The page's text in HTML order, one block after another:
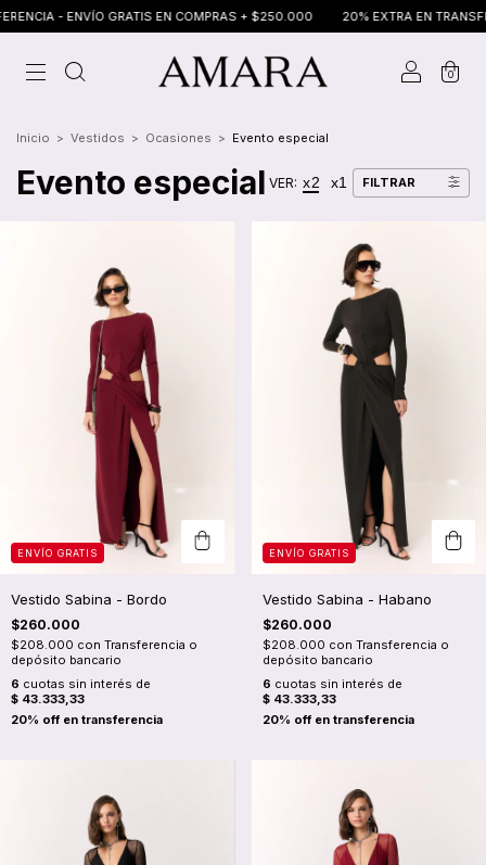
- ENVÍO GRATIS EN COMPRAS + $250.000 20% EXTRA EN
0
Inicio > Vestidos > Ocasiones > Evento especial
Evento especial VER: x2 x1 FILTRAR
ENVÍO GRATIS
Vestido Sabina - Bordo
$260.000
$208.000 con Transferencia o
depósito bancario
6 cuotas sin interés de
$ 43.333,33
ENVÍO GRATIS
Vestido Sabina - Habano
$260.000
$208.000 con Transferencia o
depósito bancario
6 cuotas sin interés de
$ 43.333,33